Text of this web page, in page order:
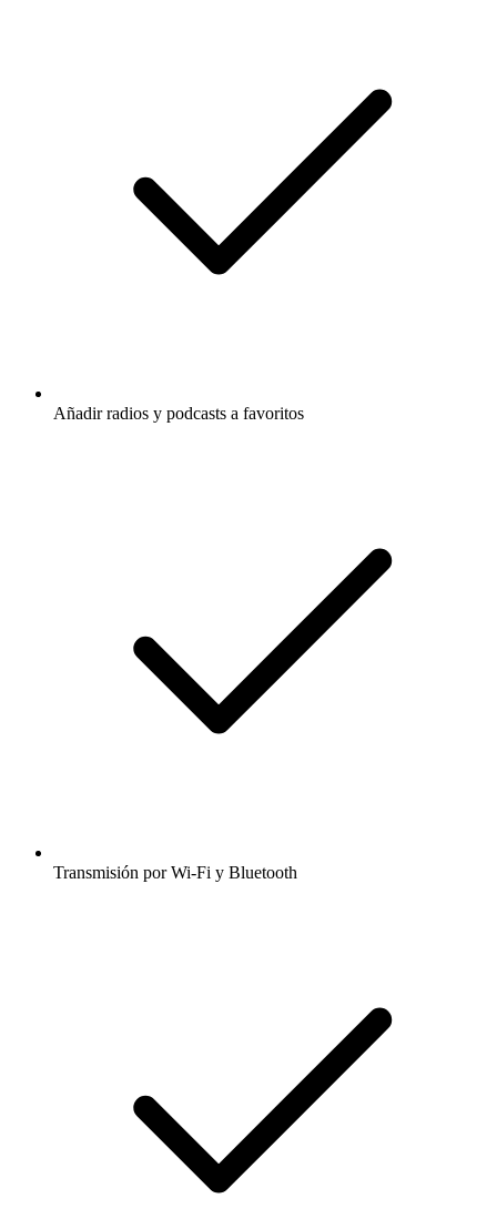
Añadir radios y podcasts a favoritos
Transmisión por Wi-Fi y Bluetooth